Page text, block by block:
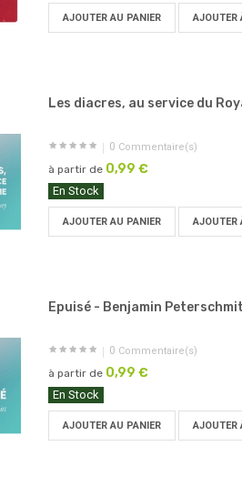
AJOUTER AU PANIER AJOUTER
Les diacres, au service du
0 Commentaire(s)
à partir de 0,99 €
En Stock
AJOUTER AU PANIER AJOUTER
Epuisé - Benjamin
0 Commentaire(s)
à partir de 0,99 €
En Stock
AJOUTER AU PANIER AJOUTER